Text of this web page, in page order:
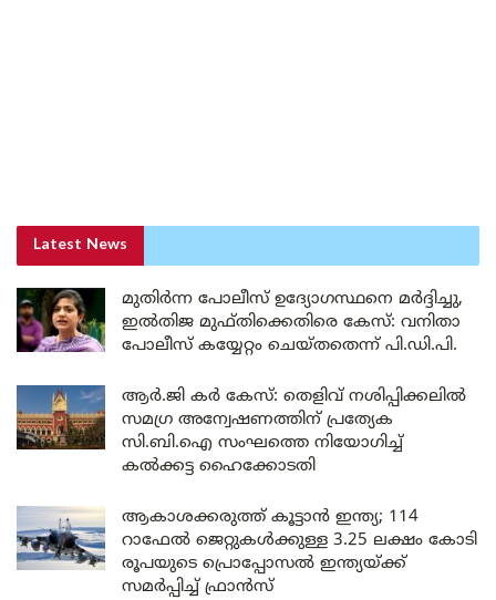
Latest News
മുതിർന്ന പോലീസ് ഉദ്യോഗസ്ഥനെ മർദ്ദിച്ചു,
ഇൽതിജ മുഫ്തിക്കെതിരെ കേസ്: വനിതാ
പോലീസ് കയ്യേറ്റം ചെയ്തതെന്ന് പി.ഡി.പി.
ആർ.ജി കർ കേസ്: തെളിവ് നശിപ്പിക്കലിൽ
സമഗ്ര അന്വേഷണത്തിന് പ്രത്യേക
സി.ബി.ഐ സംഘത്തെ നിയോഗിച്ച്
കൽക്കട്ട ഹൈക്കോടതി
ആകാശക്കരുത്ത് കൂട്ടാൻ ഇന്ത്യ; 114
റാഫേൽ ജെറ്റുകൾക്കുള്ള 3.25 ലക്ഷം കോടി
രൂപയുടെ പ്രൊപ്പോസൽ ഇന്ത്യയ്ക്ക്
സമർപ്പിച്ച് ഫ്രാൻസ്